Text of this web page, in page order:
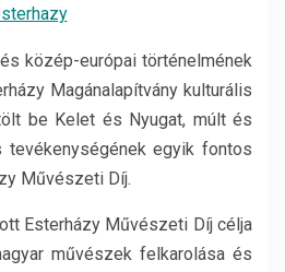
közép-európai történelmének
Magánalapítvány kulturális
be Kelet és Nyugat, múlt és
tevékenységének egyik fontos
Művészeti Díj.
Esterházy Művészeti Díj célja
művészek felkarolása és